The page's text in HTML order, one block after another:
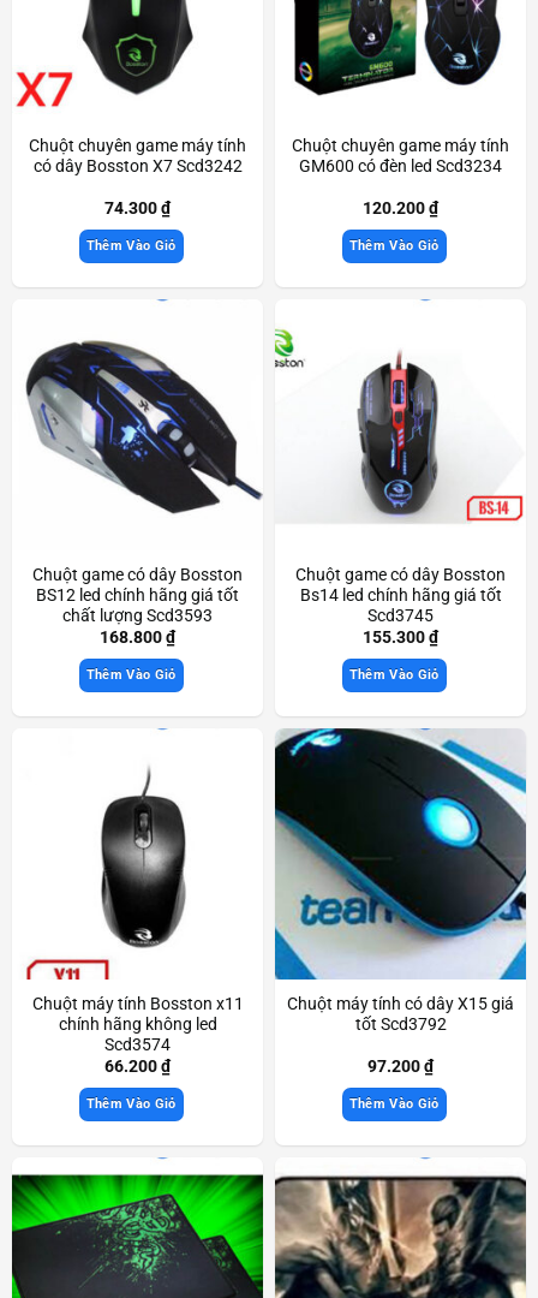
Chuột chuyên game máy tính
có dây Bosston X7 Scd3242
74.300₫
Thêm Vào Giỏ
Chuột chuyên game máy tính
GM600 có đèn led Scd3234
120.200₫
Thêm Vào Giỏ
Chuột game có dây Bosston
BS12 led chính hãng giá tốt
chất lượng Scd3593
168.800₫
Thêm Vào Giỏ
Chuột game có dây Bosston
Bs14 led chính hãng giá tốt
Scd3745
155.300₫
Thêm Vào Giỏ
Chuột máy tính Bosston x11
chính hãng không led
Scd3574
66.200₫
Thêm Vào Giỏ
Chuột máy tính có dây X15 giá
tốt Scd3792
97.200₫
Thêm Vào Giỏ